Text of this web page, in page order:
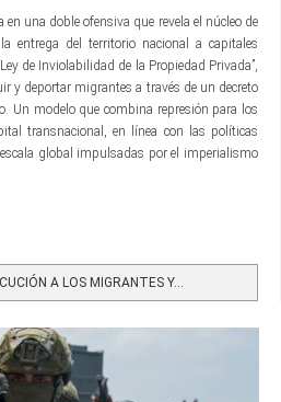
una doble ofensiva que revela el núcleo de
entrega del territorio nacional a capitales
de Inviolabilidad de la Propiedad Privada”,
y deportar migrantes a través de un decreto
Un modelo que combina represión para los
transnacional, en línea con las políticas
global impulsadas por el imperialismo
A LOS MIGRANTES Y...